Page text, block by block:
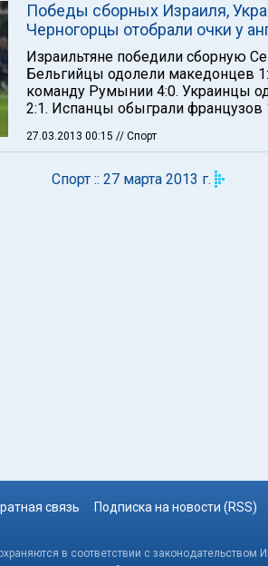
Победы сборных Израиля,
Черногорцы отобрали очки у
Израильтяне победили сборную
Бельгийцы одолели македонцев
команду Румынии 4:0. Украинцы
2:1. Испанцы обыграли французов
27.03.2013 00:15 // Спорт
Спорт :: 27 марта 2013 г.
связь Подписка на новости (RSS)
в соответствии с